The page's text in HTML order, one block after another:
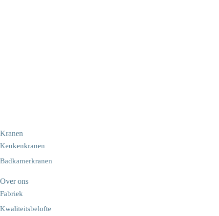
Kranen
Keukenkranen
Badkamerkranen
Over ons
Fabriek
Kwaliteitsbelofte